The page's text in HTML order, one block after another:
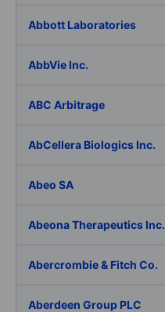
Abbott Laboratories
AbbVie Inc.
ABC Arbitrage
AbCellera Biologics Inc.
Abeo SA
Abeona Therapeutics Inc.
Abercrombie & Fitch Co.
Aberdeen Group PLC